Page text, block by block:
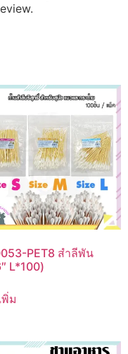
PET8 สำลีพัน
L*100)
พิ่ม